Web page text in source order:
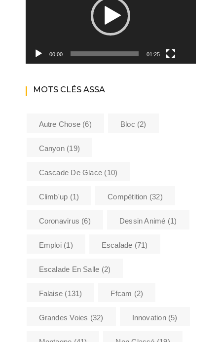
00:00 01:25
MOTS CLÉS ASSA
Autre Chose(6) Bloc (2)
Canyon(19)
Cascade De Glace (10)
Climb'up (1) Compétition (32)
Coronavirus (6) Dessin Animé (1)
Emploi(1) Escalade (71)
Escalade En Salle (2)
Falaise (131) Ffcam (2)
Grandes Voies (32) Innovation(5)